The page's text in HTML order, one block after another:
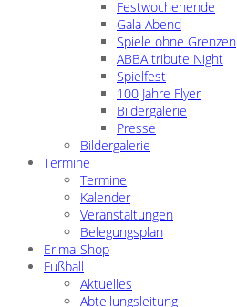
Festwochenende
Gala Abend
Spiele ohne Grenzen
ABBA tribute Night
Spielfest
100 Jahre Flyer
Bildergalerie
Presse
Bildergalerie
Termine
Termine
Kalender
Veranstaltungen
Belegungsplan
Erima-Shop
Fußball
Aktuelles
Abteilungsleitung